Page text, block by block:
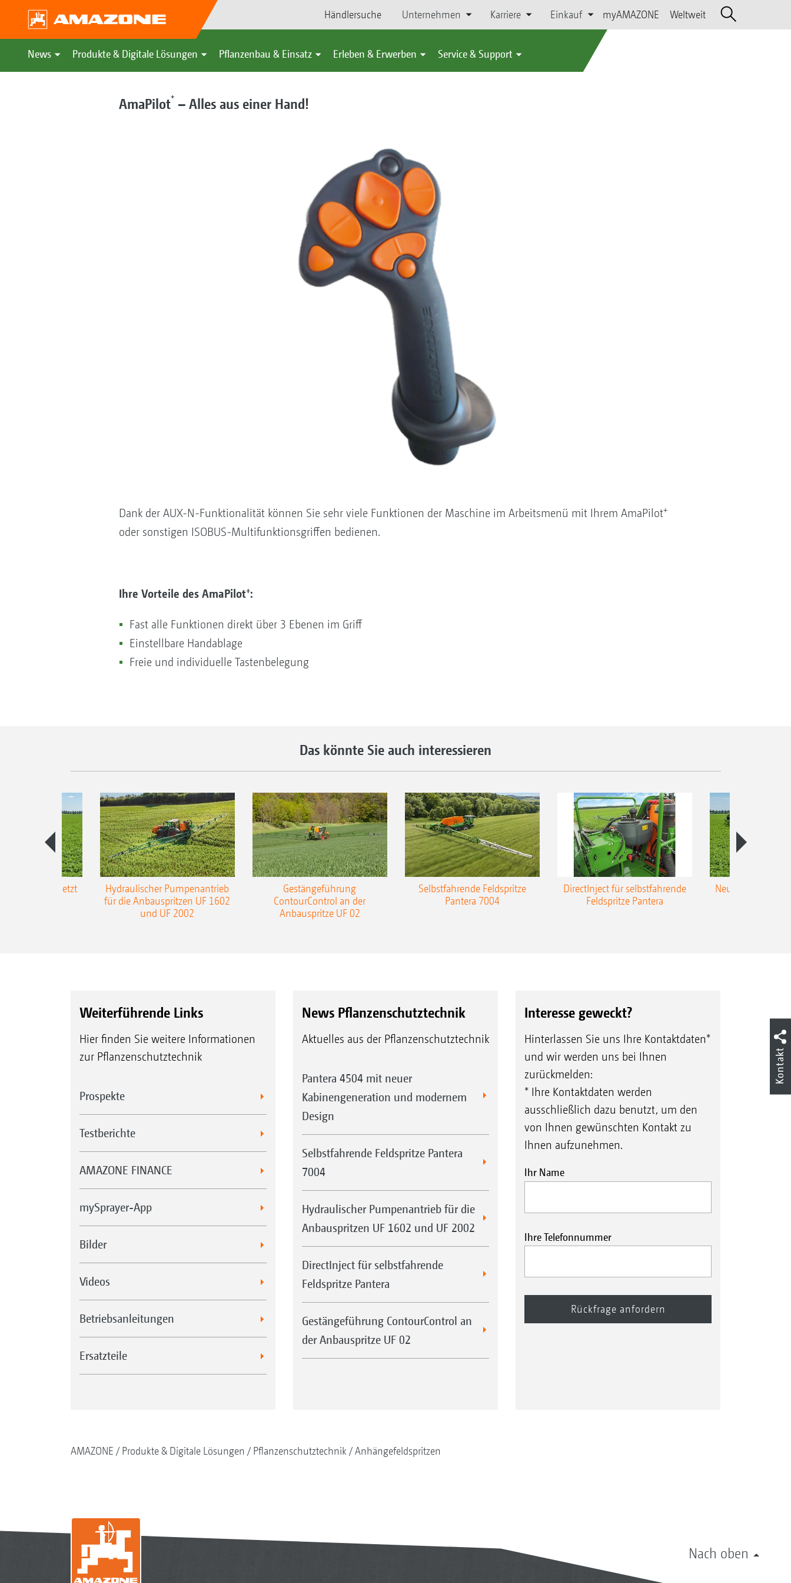
Händlersuche Unternehmen Karriere Einkauf myAMAZONE Weltweit
News Produkte & Digitale Lösungen Pflanzenbau & Einsatz Erleben & Erwerben Service & Support
AmaPilot+ – Alles aus einer Hand!
Dank der AUX-N-Funktionalität können Sie sehr viele Funktionen der Maschine im Arbeitsmenü mit Ihrem AmaPilot+
oder sonstigen ISOBUS-Multifunktionsgriffen bedienen.
Ihre Vorteile des AmaPilot+:
Fast alle Funktionen direkt über 3 Ebenen im Griff
Einstellbare Handablage
Freie und individuelle Tastenbelegung
Das könnte Sie auch interessieren
L3-Gestänge jetzt
Hydraulischer Pumpenantrieb
für die Anbauspritzen UF 1602
und UF 2002
Gestängeführung
ContourControl an der
Anbauspritze UF 02
Selbstfahrende Feldspritze
Pantera 7004
DirectInject für selbstfahrende
Feldspritze Pantera
Neue Super-L3-
Weiterführende Links
Hier finden Sie weitere Informationen
zur Pflanzenschutztechnik
Prospekte
Testberichte
AMAZONE FINANCE
mySprayer-App
Bilder
Videos
Betriebsanleitungen
Ersatzteile
News Pflanzenschutztechnik
Aktuelles aus der Pflanzenschutztechnik
Pantera 4504 mit neuer
Kabinengeneration und modernem
Design
Selbstfahrende Feldspritze Pantera
7004
Hydraulischer Pumpenantrieb für die
Anbauspritzen UF 1602 und UF 2002
DirectInject für selbstfahrende
Feldspritze Pantera
Gestängeführung ContourControl an
der Anbauspritze UF 02
Interesse geweckt?
Hinterlassen Sie uns Ihre Kontaktdaten*
und wir werden uns bei Ihnen
zurückmelden:
* Ihre Kontaktdaten werden
ausschließlich dazu benutzt, um den
von Ihnen gewünschten Kontakt zu
Ihnen aufzunehmen.
Ihr Name
Ihre Telefonnummer
AMAZONE Produkte & Digitale Lösungen Pflanzenschutztechnik Anhängefeldspritzen
Nach oben
Kontakt